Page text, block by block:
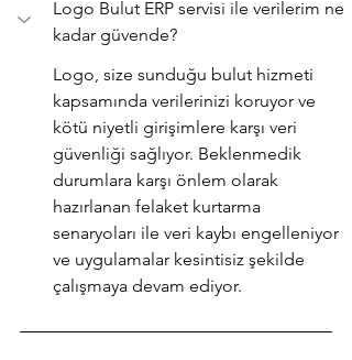
Logo Bulut ERP servisi ile verilerim ne
kadar güvende?
Logo, size sunduğu bulut hizmeti
kapsamında verilerinizi koruyor ve
kötü niyetli girişimlere karşı veri
güvenliği sağlıyor. Beklenmedik
durumlara karşı önlem olarak
hazırlanan felaket kurtarma
senaryoları ile veri kaybı engelleniyor
ve uygulamalar kesintisiz şekilde
çalışmaya devam ediyor.